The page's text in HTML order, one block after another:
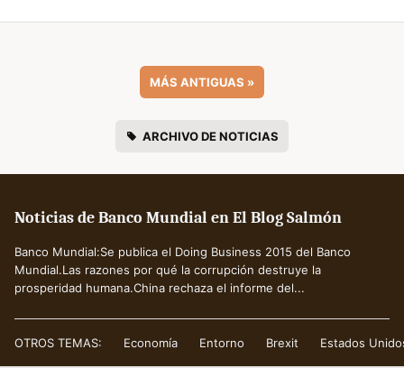
MÁS ANTIGUAS »
ARCHIVO DE NOTICIAS
Noticias de Banco Mundial en El Blog Salmón
Banco Mundial:Se publica el Doing Business 2015 del Banco
Mundial.Las razones por qué la corrupción destruye la
prosperidad humana.China rechaza el informe del...
OTROS TEMAS: Economía Entorno Brexit Estados